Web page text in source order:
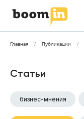
Главная Публикации
Статьи
бизнес-мнения